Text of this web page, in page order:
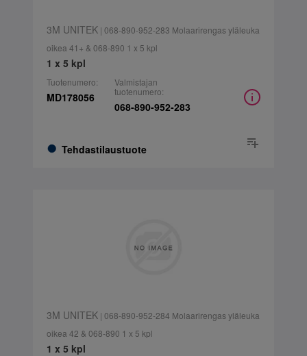
3M UNITEK| 068-890-952-283 Molaarirengas yläleuka
oikea 41+ & 068-890 1 x 5 kpl
1 x 5 kpl
Tuotenumero:
MD178056
Tehdastilaustuote
Valmistajan
tuotenumero:
068-890-952-283
3M UNITEK| 068-890-952-284 Molaarirengas yläleuka
oikea 42 & 068-890 1 x 5 kpl
1 x 5 kpl